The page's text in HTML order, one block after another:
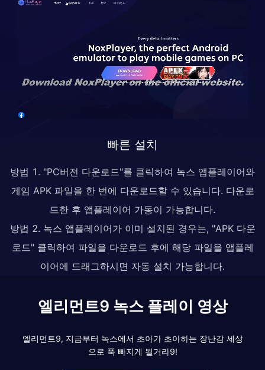
빠른 설치
방법 1. "PC버전 다운로드"를 클릭하여 녹스 앱플레이어와
게임 APK 파일을 한 번에 다운로드할 수 있습니다. 다운로
드한 후 앱플레이어 가동이 가능합니다.
방법 2. 녹스 앱플레이어가 이미 설치된 경우는, "APK 다운
로드" 클릭하여 파일을 다운로드 후에 해당 파일을 앱플레
이어에 드래그하시면 자동 설치 가능합니다.
엘리먼트9 녹스 플레이 영상
엘리먼트9, 지금부터 녹스에서 초아가 초아하는 장난감 세상
으로 푹 빠지게 될거라9!